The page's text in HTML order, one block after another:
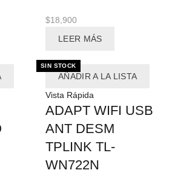
$18,900
LEER MÁS
SIN STOCK
AÑADIR A LA LISTA
Vista Rápida
ADAPT WIFI USB
ANT DESM
TPLINK TL-
WN722N